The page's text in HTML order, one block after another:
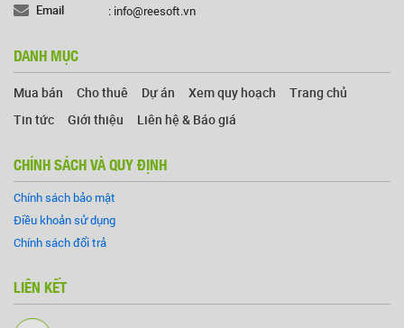
Email
: info@reesoft.vn
DANH MỤC
Mua bán Cho thuê Dự án Xem quy hoạch
Trang chủ
Tin tức
Giới thiệu Liên hệ & Báo giá
CHÍNH SÁCH VÀ QUY ĐỊNH
Chính sách bảo mật
Điều khoản sử dụng
Chính sách đổi trả
LIÊN KẾT